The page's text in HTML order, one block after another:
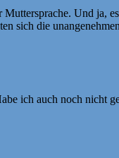
Muttersprache. Und ja,
sich die
ich auch noch nicht